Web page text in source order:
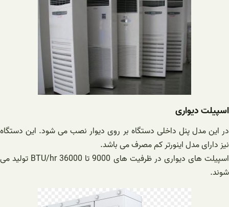
اسپیلت دیواری
در این مدل پنل داخلی دستگاه بر روی دیوار نصب می شود. این دستگاه
نیز دارای مدل اینورتر کم مصرف می باشد.
اسپیلت های دیواری در ظرفیت های 9000 تا 36000 BTU/hr تولید می
شوند.